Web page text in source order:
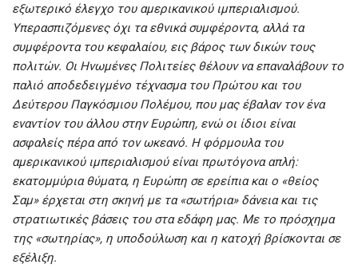
εξωτερικό έλεγχο του αμερικανικού ιμπεριαλισμού.
Υπερασπιζόμενες όχι τα εθνικά συμφέροντα, αλλά τα
συμφέροντα του κεφαλαίου, εις βάρος των δικών τους
πολιτών. Οι Ηνωμένες Πολιτείες θέλουν να επαναλάβουν το
παλιό αποδεδειγμένο τέχνασμα του Πρώτου και του
Δεύτερου Παγκόσμιου Πολέμου, που μας έβαλαν τον ένα
εναντίον του άλλου στην Ευρώπη, ενώ οι ίδιοι είναι
ασφαλείς πέρα από τον ωκεανό. Η φόρμουλα του
αμερικανικού ιμπεριαλισμού είναι πρωτόγονα απλή:
εκατομμύρια θύματα, η Ευρώπη σε ερείπια και ο «θείος
Σαμ» έρχεται στη σκηνή με τα «σωτήρια» δάνεια και τις
στρατιωτικές βάσεις του στα εδάφη μας. Με το πρόσχημα
της «σωτηρίας», η υποδούλωση και η κατοχή βρίσκονται σε
εξέλιξη.